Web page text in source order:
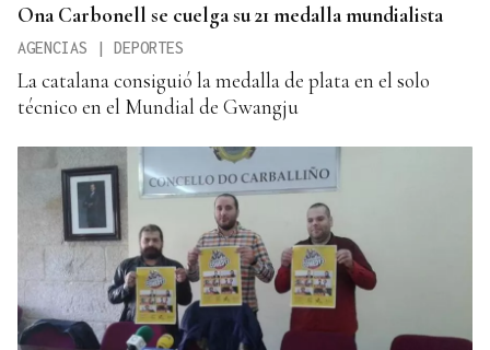
Ona Carbonell se cuelga su 21 medalla mundialista
AGENCIAS | DEPORTES
La catalana consiguió la medalla de plata en el solo
técnico en el Mundial de Gwangju